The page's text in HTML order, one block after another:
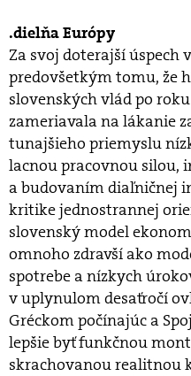
.dielňa Európy
Za svoj doterajší úspech
predovšetkým tomu, že
slovenských vlád po
zameriavala na lákanie
tunajšieho priemyslu
lacnou pracovnou silou,
a budovaním diaľničnej
kritike jednostrannej
slovenský model
omnoho zdravší ako
spotrebe a nízkych
v uplynulom desaťročí
Gréckom počínajúc a
lepšie byť funkčnou
skrachovanou realitnou